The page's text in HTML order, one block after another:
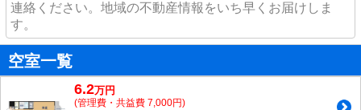
連絡ください。地域の不動産情報をいち早くお届けしま
す。
空室一覧
6.2万円
(管理費・共益費 7,000円)